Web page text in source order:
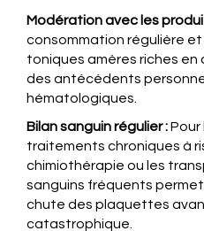
Modération avec les
consommation régulière
toniques amères riches en
des antécédents
hématologiques.
Bilan sanguin régulier :Pour
traitements chroniques à
chimiothérapie ou les
sanguins fréquents
chute des plaquettes
catastrophique.